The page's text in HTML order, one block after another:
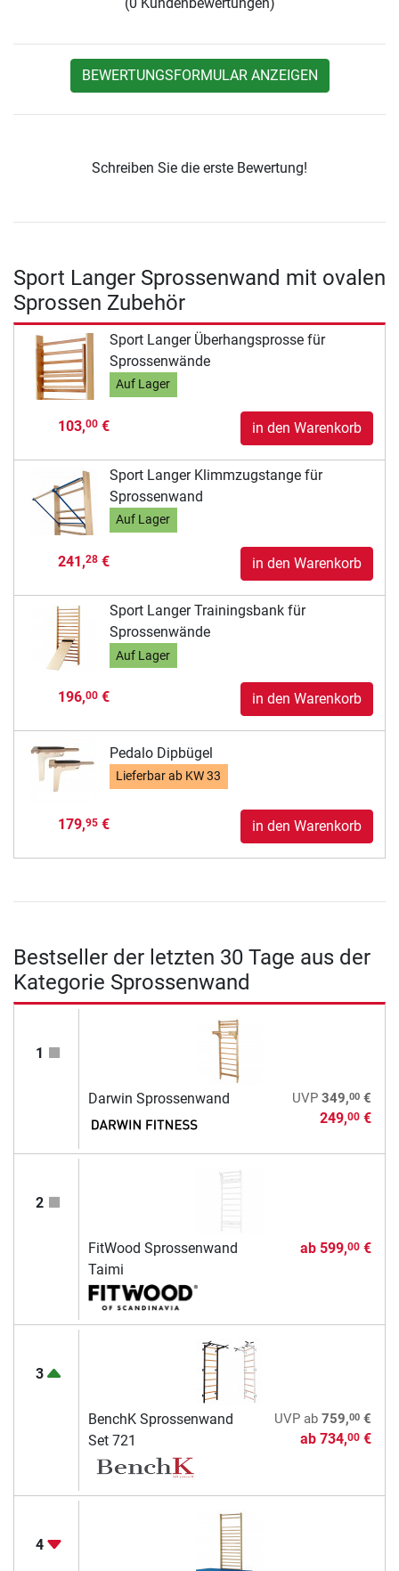
BEWERTUNGSFORMULAR ANZEIGEN
Schreiben Sie die erste Bewertung!
Sport Langer Sprossenwand mit ovalen
Sprossen Zubehör
Sport Langer Überhangsprosse für
Sprossenwände
Auf Lager
103,00€ in den Warenkorb
Sport Langer Klimmzugstange für
Sprossenwand
Auf Lager
241,28€ in den Warenkorb
Sport Langer Trainingsbank für
Sprossenwände
Auf Lager
196,00€ in den Warenkorb
Pedalo Dipbügel
Lieferbar ab KW 33
179,95€ in den Warenkorb
Bestseller der letzten 30 Tage aus der
Kategorie Sprossenwand
1
Darwin Sprossenwand UVP 349,00€
249,00€
2
FitWood Sprossenwand
Taimi
ab 599,00€
3
BenchK Sprossenwand
Set 721
UVPab 759,00€
ab 734,00€
4